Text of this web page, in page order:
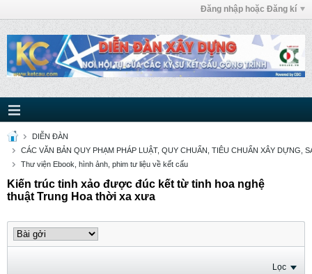
Đăng nhập hoặc Đăng kí
DIỄN ĐÀN
CÁC VĂN BẢN QUY PHẠM PHÁP LUẬT, QUY CHUẨN, TIÊU CHUẨN XÂY DỰNG,
Thư viện Ebook, hình ảnh, phim tư liệu về kết cấu
Kiến trúc tinh xảo được đúc kết từ tinh hoa nghệ
thuật Trung Hoa thời xa xưa
Lọc